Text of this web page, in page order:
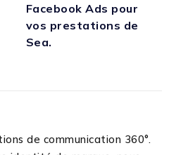
Facebook Ads pour
vos prestations de
Sea.
de communication 360°.